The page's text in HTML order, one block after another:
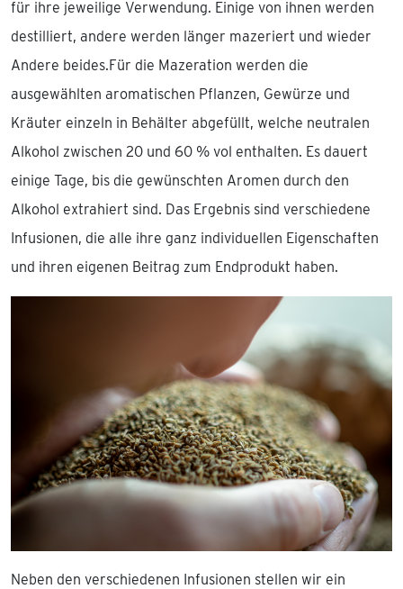
für ihre jeweilige Verwendung. Einige von ihnen werden
destilliert, andere werden länger mazeriert und wieder
Andere beides.Für die Mazeration werden die
ausgewählten aromatischen Pflanzen, Gewürze und
Kräuter einzeln in Behälter abgefüllt, welche neutralen
Alkohol zwischen 20 und 60 % vol enthalten. Es dauert
einige Tage, bis die gewünschten Aromen durch den
Alkohol extrahiert sind. Das Ergebnis sind verschiedene
Infusionen, die alle ihre ganz individuellen Eigenschaften
und ihren eigenen Beitrag zum Endprodukt haben.
Neben den verschiedenen Infusionen stellen wir ein